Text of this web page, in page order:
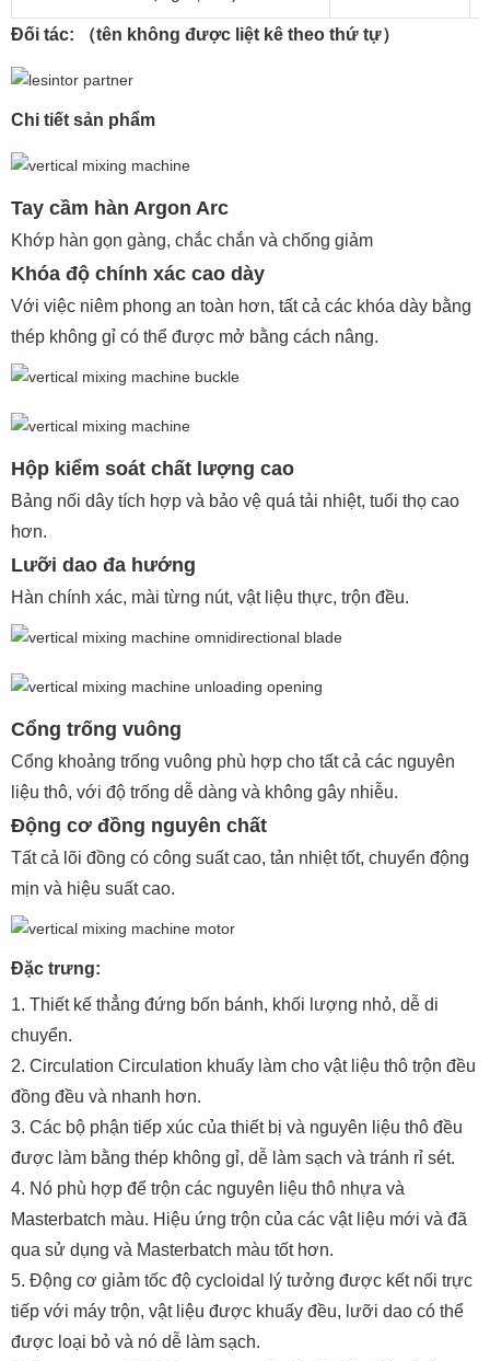
Đối tác: （tên không được liệt kê theo thứ tự）
Chi tiết sản phẩm
Tay cầm hàn Argon Arc
Khớp hàn gọn gàng, chắc chắn và chống giảm
Khóa độ chính xác cao dày
Với việc niêm phong an toàn hơn, tất cả các khóa dày bằng
thép không gỉ có thể được mở bằng cách nâng.
Hộp kiểm soát chất lượng cao
Bảng nối dây tích hợp và bảo vệ quá tải nhiệt, tuổi thọ cao
hơn.
Lưỡi dao đa hướng
Hàn chính xác, mài từng nút, vật liệu thực, trộn đều.
Cổng trống vuông
Cổng khoảng trống vuông phù hợp cho tất cả các nguyên
liệu thô, với độ trống dễ dàng và không gây nhiễu.
Động cơ đồng nguyên chất
Tất cả lõi đồng có công suất cao, tản nhiệt tốt, chuyển động
mịn và hiệu suất cao.
Đặc trưng:
1. Thiết kế thẳng đứng bốn bánh, khối lượng nhỏ, dễ di
chuyển.
2. Circulation Circulation khuấy làm cho vật liệu thô trộn đều
đồng đều và nhanh hơn.
3. Các bộ phận tiếp xúc của thiết bị và nguyên liệu thô đều
được làm bằng thép không gỉ, dễ làm sạch và tránh rỉ sét.
4. Nó phù hợp để trộn các nguyên liệu thô nhựa và
Masterbatch màu. Hiệu ứng trộn của các vật liệu mới và đã
qua sử dụng và Masterbatch màu tốt hơn.
5. Động cơ giảm tốc độ cycloidal lý tưởng được kết nối trực
tiếp với máy trộn, vật liệu được khuấy đều, lưỡi dao có thể
được loại bỏ và nó dễ làm sạch.